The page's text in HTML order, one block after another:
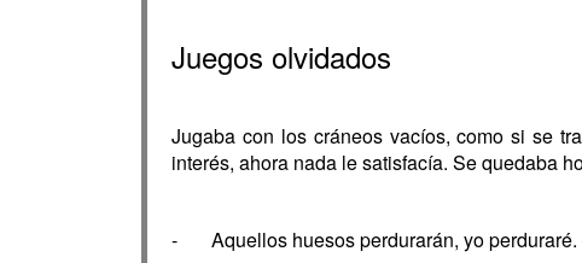
Juegos olvidados
Jugaba con los cráneos vacíos, como si se
interés, ahora nada le satisfacía. Se quedaba
- Aquellos huesos perdurarán, yo perduraré.